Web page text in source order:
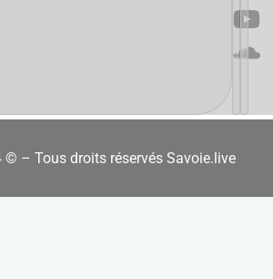
© – Tous droits réservés Savoie.live